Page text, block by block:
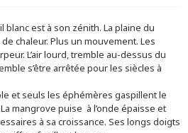
blanc est à son zénith. La plaine du
chaleur. Plus un mouvement. Les
L’air lourd, tremble au-dessus du
s’être arrêtée pour les siècles à
et seuls les éphémères gaspillent le
mangrove puise à l’onde épaisse et
à sa croissance. Ses longs doigts